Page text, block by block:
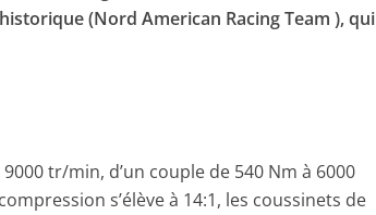
(Nord American Racing Team ), qui
tr/min, d’un couple de 540 Nm à 6000
s’élève à 14:1, les coussinets de